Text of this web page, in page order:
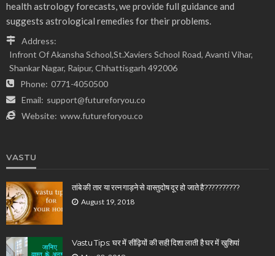
health astrology forecasts, we provide full guidance and
suggests astrological remedies for their problems.
Address:
Infront Of Akansha School,St.Xaviers School Road, Avanti Vihar,
Shankar Nagar, Raipur, Chhattisgarh 492006
Phone: 0771-4050500
Email: support@futureforyou.co
Website: www.futureforyou.co
VASTU
तांबे की तार या रत्न गाड़ने से वास्तुदोष दूर हो जाते है??????????
August 19, 2018
Vastu Tips: घर में सीढ़ियों की सही दिशा लाती है घर में खुशियां